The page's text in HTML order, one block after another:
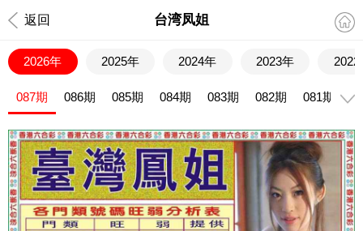
返回 台湾凤姐
2026年 2025年 2024年 2023年 2022
087期 086期 085期 084期 083期 082期 081期